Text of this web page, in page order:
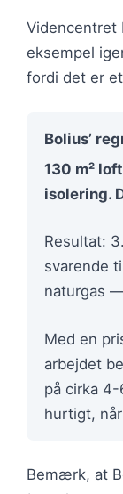
Videncentret
eksempel
fordi det er
Bolius’
130 m²
isolering.
Resultat:
svarende
naturgas
Med en
arbejdet
på cirka
hurtigt,
Bemærk, at